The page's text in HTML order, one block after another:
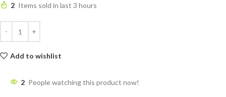
2 Items sold in last 3 hours
Add to wishlist
2 People watching this product now!